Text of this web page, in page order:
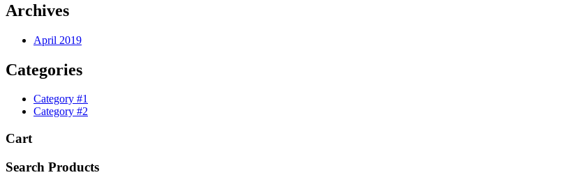
Archives
April 2019
Categories
Category #1
Category #2
Cart
Search Products